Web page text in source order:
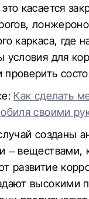
касается
каркаса, где
условия для
Как сделать
своими
созданы
– веществами,
развитие
высокими